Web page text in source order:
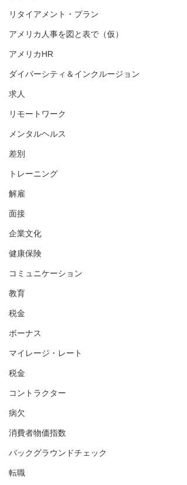
リタイアメント・プラン
アメリカ人事を図と表で（仮）
アメリカHR
ダイバーシティ＆インクルージョン
求人
リモートワーク
メンタルヘルス
差別
トレーニング
解雇
面接
企業文化
健康保険
コミュニケーション
教育
税金
ボーナス
マイレージ・レート
税金
コントラクター
病欠
消費者物価指数
バックグラウンドチェック
転職